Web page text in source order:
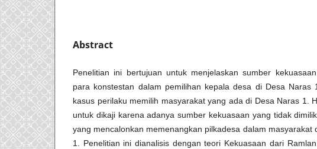
Abstract
Penelitian ini bertujuan untuk menjelaskan sumber
para konstestan dalam pemilihan kepala desa di Desa Naras
kasus perilaku memilih masyarakat yang ada di Desa Naras 1.
untuk dikaji karena adanya sumber kekuasaan yang tidak
yang mencalonkan memenangkan pilkadesa dalam masyarakat
1. Penelitian ini dianalisis dengan teori Kekuasaan dari